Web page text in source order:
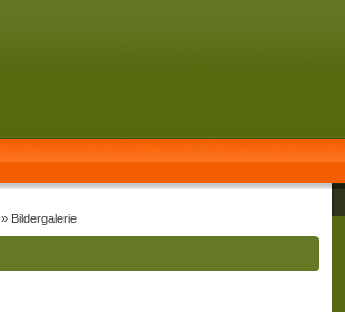
» Bildergalerie